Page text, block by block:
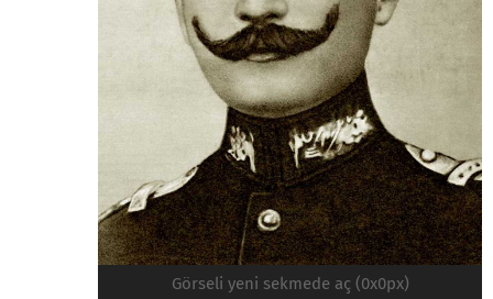
Görseli yeni sekmede aç (0x0px)